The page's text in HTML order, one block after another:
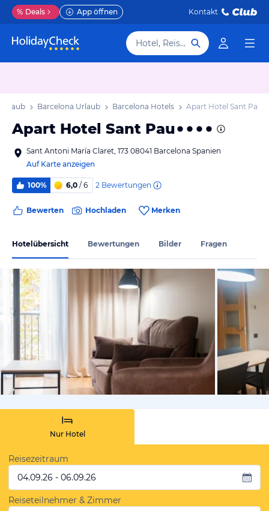
% Deals App öffnen Kontakt
Hotel, Reiseziel
Barcelona Urlaub Barcelona Hotels Apart Hotel Sant Pau
Apart Hotel Sant Pau
Sant Antoni María Claret, 173 08041 Barcelona Spanien
Auf Karte anzeigen
100% 6,0 / 6 2 Bewertungen
Bewerten Hochladen Merken
Hotelübersicht Bewertungen Bilder Fragen
von
Nur Hotel
Reisezeitraum
04.09.26 - 06.09.26
Reiseteilnehmer & Zimmer